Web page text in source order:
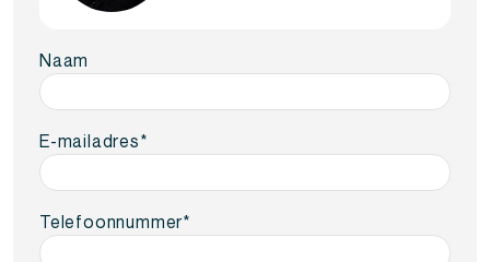
Naam
E-mailadres*
Telefoonnummer*